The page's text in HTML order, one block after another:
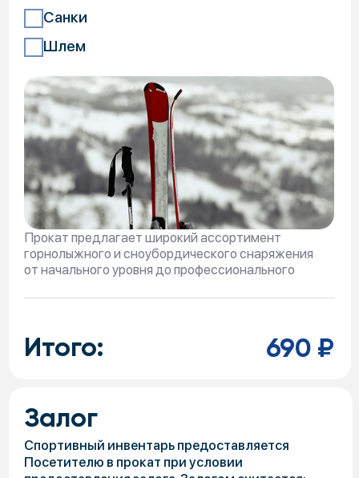
2000 года.
В залог
паспорт
Иные транспортные средства (мотоциклы,
прицепы и тд.)
Документы в электронном виде
2. Обеспечительный платеж
3. На один залог/обеспечительный платеж
выдастся один комплект инвентаря.
4. При условии нахождения транспортного
средства Посетителя на парковочном
пространстве Парка, сотрудники службы
проката вправе предоставить на один залог/
обеспечительный платеж:
оборудования, если оба посетителя Парка
комплекта спортивного оборудования, если
указанные посетители являются супругами и их
гостиничном комплексе Парка на один залог/
обеспечительный платеж спортивное
оборудование выдается всем
зарегистрированным в одном номере\домике
лицам (но не более 4-х комплектов).